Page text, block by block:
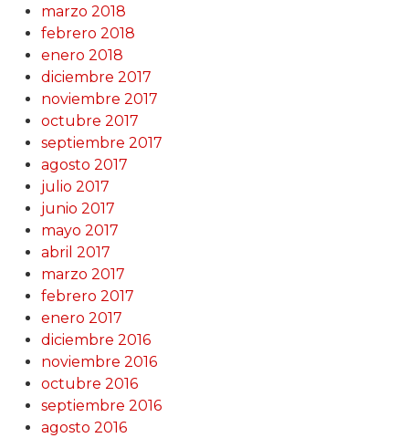
marzo 2018
febrero 2018
enero 2018
diciembre 2017
noviembre 2017
octubre 2017
septiembre 2017
agosto 2017
julio 2017
junio 2017
mayo 2017
abril 2017
marzo 2017
febrero 2017
enero 2017
diciembre 2016
noviembre 2016
octubre 2016
septiembre 2016
agosto 2016